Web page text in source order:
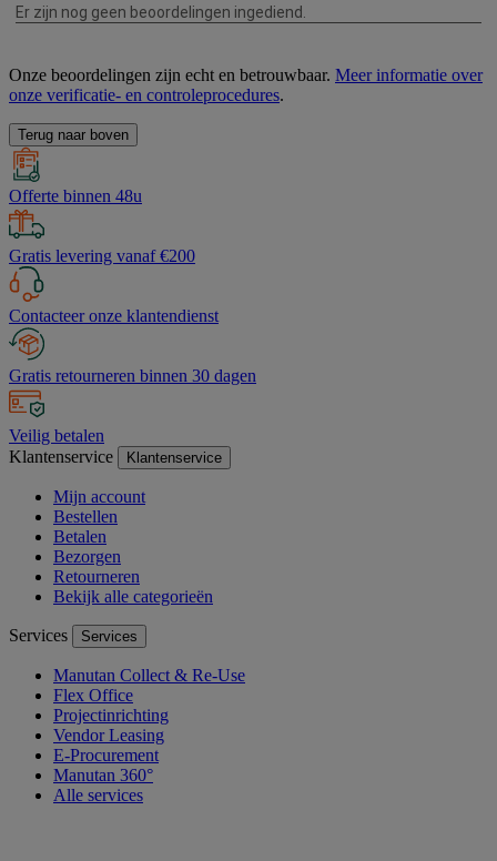
Onze beoordelingen zijn echt en betrouwbaar. Meer informatie over
onze verificatie- en controleprocedures.
Terug naar boven
Offerte binnen 48u
Gratis levering vanaf €200
Contacteer onze klantendienst
Gratis retourneren binnen 30 dagen
Veilig betalen
Klantenservice
Klantenservice
Mijn account
Bestellen
Betalen
Bezorgen
Retourneren
Bekijk alle categorieën
Services Services
Manutan Collect & Re-Use
Flex Office
Projectinrichting
Vendor Leasing
E-Procurement
Manutan 360°
Alle services